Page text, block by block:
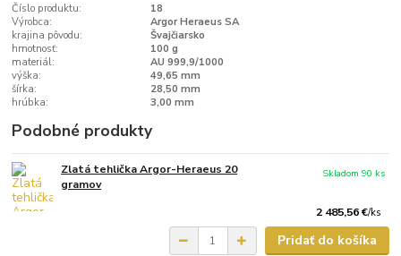
Číslo produktu:
18
Výrobca:
Argor Heraeus SA
krajina pôvodu:
Švajčiarsko
hmotnosť:
100 g
materiál:
AU 999,9/1000
výška:
49,65 mm
šírka:
28,50 mm
hrúbka:
3,00 mm
Podobné produkty
Zlatá tehlička Argor-Heraeus 20
gramov
2 485,56 €/ks
Skladom 90 ks
Pridať do košíka